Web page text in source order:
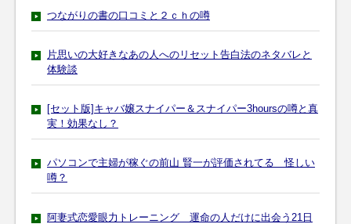
つながりの書の口コミと２ｃｈの噂
片思いの大好きなあの人へのリセット告白法のネタバレと
体験談
[セット版]キャバ嬢スナイパー＆スナイパー3hoursの噂と真
実！効果なし？
パソコンで主婦が稼ぐの前山 賢一が評価されてる 怪しい
噂？
阿妻式恋愛眼力トレーニング 運命の人だけに出会う21日